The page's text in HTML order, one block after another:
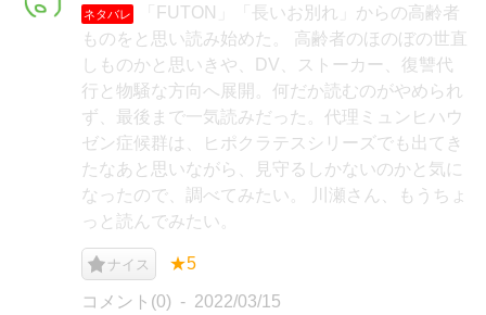
ネタバレ
「FUTON」「長いお別れ」からの高齢者
ものをと思い読み始めた。 高齢者のほのぼの世直
しものかと思いきや、DV、ストーカー、復讐代
行と物騒な方向へ展開。何だか読むのがやめられ
ず、最後まで一気読みだった。代理ミュンヒハウ
ゼン症候群は、ヒポクラテスシリーズでも出てき
たなあと思いながら、見守るしかないのかと気に
なったので、調べてみたい。 川瀬さん、もうちょ
っと読んでみたい。
ナイス ★5
コメント(0) 2022/03/15